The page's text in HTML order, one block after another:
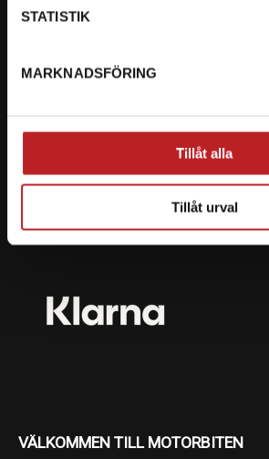
STATISTIK
MARKNADSFÖRING
Tillåt alla
Tillåt urval
Ryckepungsvägen 3, 79177 Falun
Vi erbjuder flera olika betalsätt. Dina
skyddade med krypteringsteknik.
VÄLKOMMEN TILL MOTORBITEN